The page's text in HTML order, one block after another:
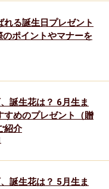
グ
れる誕生日プレゼント
のポイントやマナーを
誕生花は？ 6月生ま
すめのプレゼント（贈
紹介
誕生花は？ 5月生ま